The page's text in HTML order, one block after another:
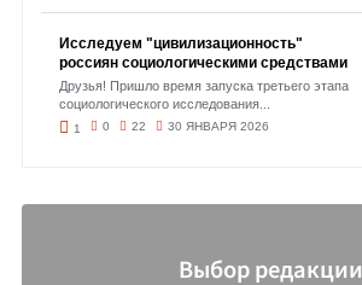
Исследуем "цивилизационность"
россиян социологическими средствами
Друзья! Пришло время запуска третьего этапа
социологического исследования...
1 0 22 30 ЯНВАРЯ 2026
Выбор редакции